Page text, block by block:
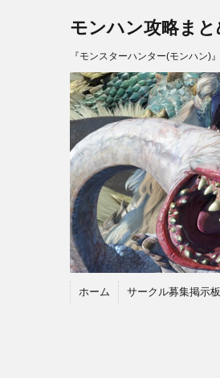
モンハン攻略まと
『モンスターハンター(モンハン)
ホーム サークル募集掲示板